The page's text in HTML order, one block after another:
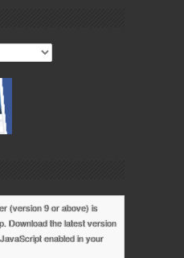
(version 9 or above) is
Download the latest version
enabled in your